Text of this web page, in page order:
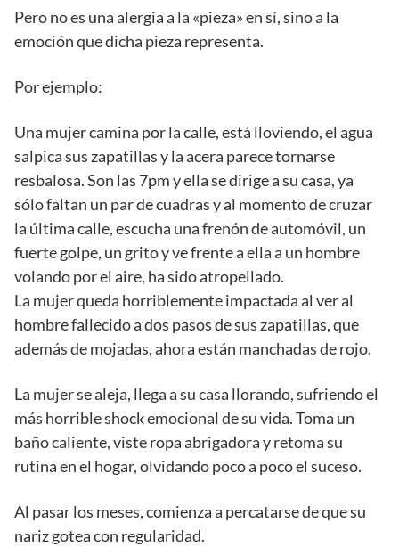
Pero no es una alergia a la «pieza» en sí, sino a la
emoción que dicha pieza representa.
Por ejemplo:
Una mujer camina por la calle, está lloviendo, el agua
salpica sus zapatillas y la acera parece tornarse
resbalosa. Son las 7pm y ella se dirige a su casa, ya
sólo faltan un par de cuadras y al momento de cruzar
la última calle, escucha una frenón de automóvil, un
fuerte golpe, un grito y ve frente a ella a un hombre
volando por el aire, ha sido atropellado.
La mujer queda horriblemente impactada al ver al
hombre fallecido a dos pasos de sus zapatillas, que
además de mojadas, ahora están manchadas de rojo.
La mujer se aleja, llega a su casa llorando, sufriendo el
más horrible shock emocional de su vida. Toma un
baño caliente, viste ropa abrigadora y retoma su
rutina en el hogar, olvidando poco a poco el suceso.
Al pasar los meses, comienza a percatarse de que su
nariz gotea con regularidad.